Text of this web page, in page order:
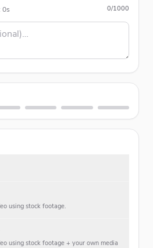
0s 0/1000
using stock footage.
using stock footage + your own media